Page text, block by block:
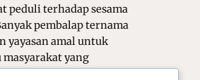
peduli terhadap sesama
pembalap ternama
yayasan amal untuk
yang